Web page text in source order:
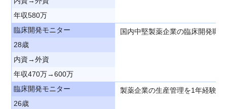
年収580万
臨床開発モニター
国内中堅製薬企業の臨床開発職
28歳
内資→外資
年収470万→600万
臨床開発モニター
製薬企業の生産管理を1年経験
26歳